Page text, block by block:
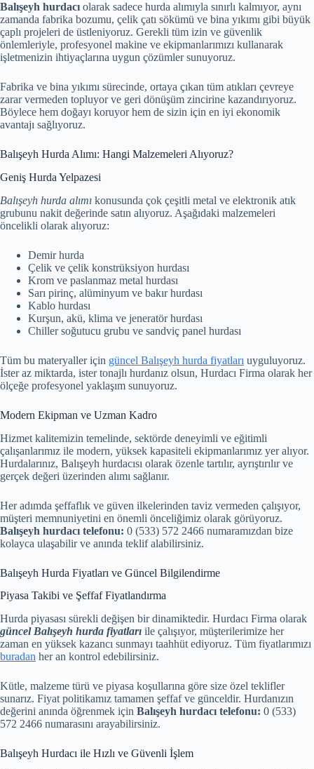
Balışeyh hurdacı olarak sadece hurda alımıyla sınırlı kalmıyor, aynı
zamanda fabrika bozumu, çelik çatı sökümü ve bina yıkımı gibi büyük
çaplı projeleri de üstleniyoruz. Gerekli tüm izin ve güvenlik
önlemleriyle, profesyonel makine ve ekipmanlarımızı kullanarak
işletmenizin ihtiyaçlarına uygun çözümler sunuyoruz.
Fabrika ve bina yıkımı sürecinde, ortaya çıkan tüm atıkları çevreye
zarar vermeden topluyor ve geri dönüşüm zincirine kazandırıyoruz.
Böylece hem doğayı koruyor hem de sizin için en iyi ekonomik
avantajı sağlıyoruz.
Balışeyh Hurda Alımı: Hangi Malzemeleri Alıyoruz?
Geniş Hurda Yelpazesi
Balışeyh hurda alımı konusunda çok çeşitli metal ve elektronik atık
grubunu nakit değerinde satın alıyoruz. Aşağıdaki malzemeleri
öncelikli olarak alıyoruz:
Demir hurda
Çelik ve çelik konstrüksiyon hurdası
Krom ve paslanmaz metal hurdası
Sarı pirinç, alüminyum ve bakır hurdası
Kablo hurdası
Kurşun, akü, klima ve jeneratör hurdası
Chiller soğutucu grubu ve sandviç panel hurdası
Tüm bu materyaller için güncel Balışeyh hurda fiyatları uyguluyoruz.
İster az miktarda, ister tonajlı hurdanız olsun, Hurdacı Firma olarak her
ölçeğe profesyonel yaklaşım sunuyoruz.
Modern Ekipman ve Uzman Kadro
Hizmet kalitemizin temelinde, sektörde deneyimli ve eğitimli
çalışanlarımız ile modern, yüksek kapasiteli ekipmanlarımız yer alıyor.
Hurdalarınız, Balışeyh hurdacısı olarak özenle tartılır, ayrıştırılır ve
gerçek değeri üzerinden alımı sağlanır.
Her adımda şeffaflık ve güven ilkelerinden taviz vermeden çalışıyor,
müşteri memnuniyetini en önemli önceliğimiz olarak görüyoruz.
Balışeyh hurdacı telefonu: 0 (533) 572 2466 numaramızdan bize
kolayca ulaşabilir ve anında teklif alabilirsiniz.
Balışeyh Hurda Fiyatları ve Güncel Bilgilendirme
Piyasa Takibi ve Şeffaf Fiyatlandırma
Hurda piyasası sürekli değişen bir dinamiktedir. Hurdacı Firma olarak
güncel Balışeyh hurda fiyatları ile çalışıyor, müşterilerimize her
zaman en yüksek kazancı sunmayı taahhüt ediyoruz. Tüm fiyatlarımızı
buradan her an kontrol edebilirsiniz.
Kütle, malzeme türü ve piyasa koşullarına göre size özel teklifler
sunarız. Fiyat politikamız tamamen şeffaf ve günceldir. Hurdanızın
değerini anında öğrenmek için Balışeyh hurdacı telefonu: 0 (533)
572 2466 numarasını arayabilirsiniz.
Balışeyh Hurdacı ile Hızlı ve Güvenli İşlem